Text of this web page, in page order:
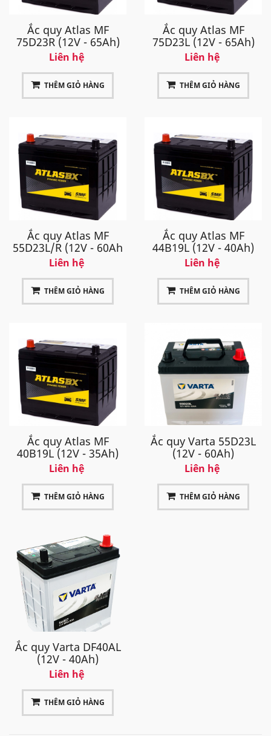
Ắc quy Atlas MF
75D23R (12V - 65Ah)
Liên hệ
THÊM GIỎ HÀNG
Ắc quy Atlas MF
75D23L (12V - 65Ah)
Liên hệ
THÊM GIỎ HÀNG
Ắc quy Atlas MF
55D23L/R (12V - 60Ah
Liên hệ
THÊM GIỎ HÀNG
Ắc quy Atlas MF
44B19L (12V - 40Ah)
Liên hệ
THÊM GIỎ HÀNG
Ắc quy Atlas MF
40B19L (12V - 35Ah)
Liên hệ
THÊM GIỎ HÀNG
Ắc quy Varta 55D23L
(12V - 60Ah)
Liên hệ
THÊM GIỎ HÀNG
Ắc quy Varta DF40AL
(12V - 40Ah)
Liên hệ
THÊM GIỎ HÀNG